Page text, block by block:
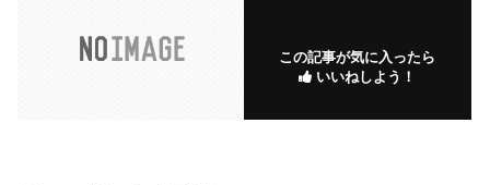
この記事が気に入ったら
いいねしよう！